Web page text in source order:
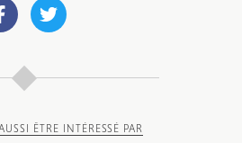
ÊTRE INTÉRESSÉ PAR